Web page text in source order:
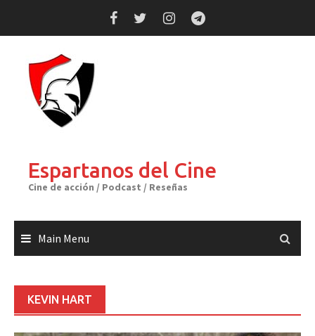
Espartanos del Cine
Cine de acción / Podcast / Reseñas
Main Menu
KEVIN HART